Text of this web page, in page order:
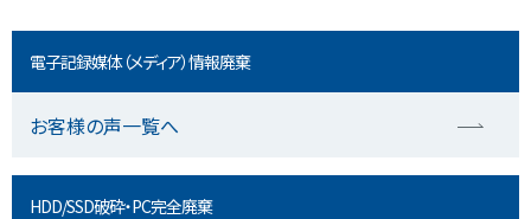
電子記録媒体（メディア）情報廃棄
お客様の声一覧へ
HDD/SSD破砕・PC完全廃棄